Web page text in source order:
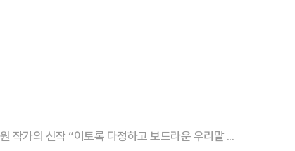
작가의 신작 “이토록 다정하고 보드라운 우리말 ...